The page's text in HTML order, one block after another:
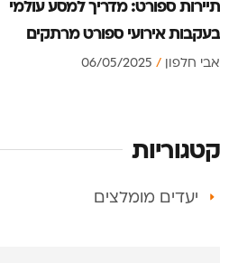
תיירות ספורט: מדריך למסע עולמי
בעקבות אירועי ספורט מרתקים
אבי חלפון
קטגוריות
יעדים מומלצים